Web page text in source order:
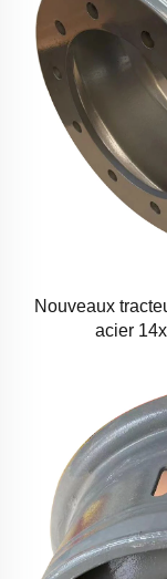
Nouveaux
acier